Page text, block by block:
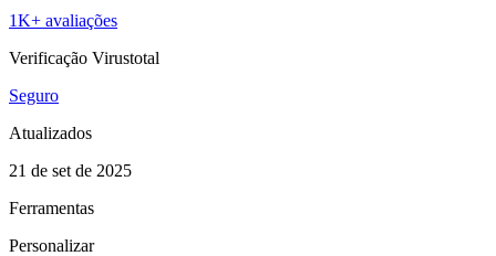
1K+ avaliações
Verificação Virustotal
Seguro
Atualizados
21 de set de 2025
Ferramentas
Personalizar